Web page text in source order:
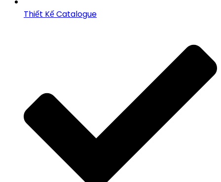
Thiết Kế Catalogue